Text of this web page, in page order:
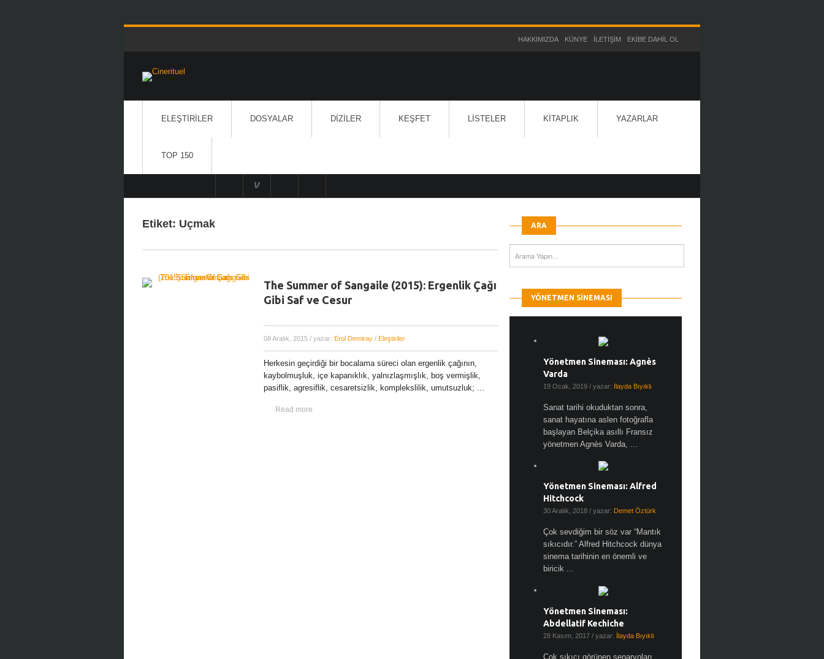
HAKKIMIZDA KÜNYE İLETIŞIM EKIBE DAHIL OL
ELEŞTIRILER DOSYALAR DIZILER KEŞFET LISTELER KITAPLIK YAZARLAR
TOP 150
Etiket: Uçmak
The Summer of Sangaile (2015): Ergenlik Çağı
Gibi Saf ve Cesur
08 Aralık, 2015 / yazar: Erol Demiray/ Eleştiriler
Herkesin geçirdiği bir bocalama süreci olan ergenlik çağının,
kaybolmuşluk, içe kapanıklık, yalnızlaşmışlık, boş vermişlik,
pasiflik, agresiflik, cesaretsizlik, komplekslilik, umutsuzluk; ...
Read more
ARA
YÖNETMEN SINEMASI
Yönetmen Sineması: Agnès
Varda
19 Ocak, 2019/ yazar: İlayda Bıyıklı
Sanat tarihi okuduktan sonra,
sanat hayatına aslen fotoğrafla
başlayan Belçika asıllı Fransız
yönetmen Agnès Varda, ...
Yönetmen Sineması: Alfred
Hitchcock
30 Aralık, 2018/ yazar: Demet Öztürk
Çok sevdiğim bir söz var “Mantık
sıkıcıdır.” Alfred Hitchcock dünya
sinema tarihinin en önemli ve
biricik ...
Yönetmen Sineması:
Abdellatif Kechiche
28 Kasım, 2017/ yazar: İlayda Bıyıklı
Çok sıkıcı görünen senaryoları